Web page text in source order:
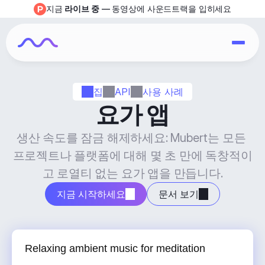
집 API 사용 사례
요가 앱
생산 속도를 잠금 해제하세요: Mubert는 모든
프로젝트나 플랫폼에 대해 몇 초 만에 독창적이
고 로열티 없는 요가 앱을 만듭니다.
지금 시작하세요 문서 보기
지금 라이브 중 — 동영상에 사운드트랙을 입히세요